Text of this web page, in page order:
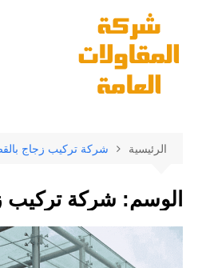
المحتوى
الرئيسية شركة تركيب زجاج
الوسم: شركة تركيب